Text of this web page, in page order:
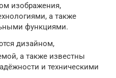
изображения,
а также
функциями.
дизайном,
а также известны
и техническими